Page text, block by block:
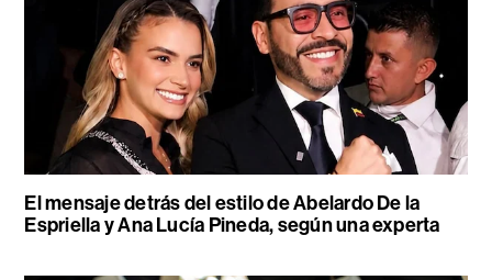
El mensaje detrás del estilo de Abelardo De la
Espriella y Ana Lucía Pineda, según una experta